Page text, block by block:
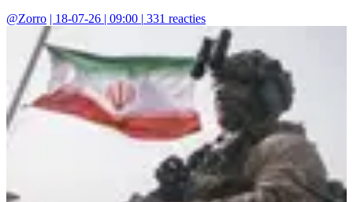
@Zorro | 18-07-26 | 09:00 | 331 reacties